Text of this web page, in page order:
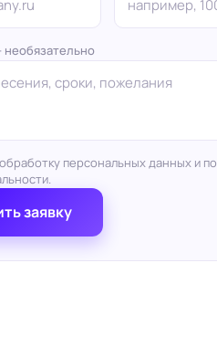
необязательно
персональных данных и
заявку